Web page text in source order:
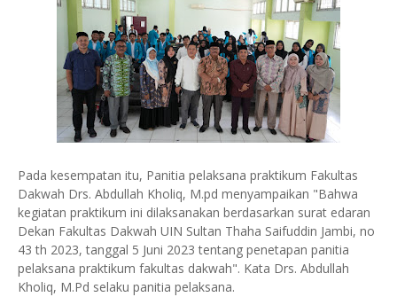
Pada kesempatan itu, Panitia pelaksana praktikum Fakultas
Dakwah Drs. Abdullah Kholiq, M.pd menyampaikan "Bahwa
kegiatan praktikum ini dilaksanakan berdasarkan surat edaran
Dekan Fakultas Dakwah UIN Sultan Thaha Saifuddin Jambi, no
43 th 2023, tanggal 5 Juni 2023 tentang penetapan panitia
pelaksana praktikum fakultas dakwah". Kata Drs. Abdullah
Kholiq, M.Pd selaku panitia pelaksana.